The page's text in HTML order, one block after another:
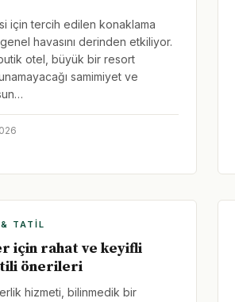
için tercih edilen konaklama
havasını derinden etkiliyor.
otel, büyük bir resort
samimiyet ve
TATIL
için rahat ve keyifli
önerileri
hizmeti, bilinmedik bir